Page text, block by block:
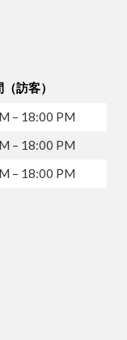
訪客）
– 18:00 PM
– 18:00 PM
– 18:00 PM